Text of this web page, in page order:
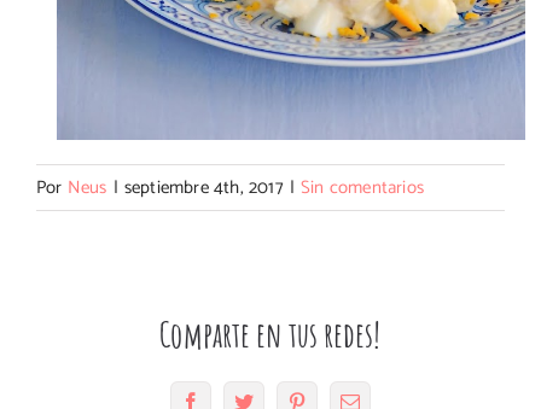
Por Neus | septiembre 4th, 2017 | Sin comentarios
Comparte en tus redes!
FacebookTwitter PinterestCorreo